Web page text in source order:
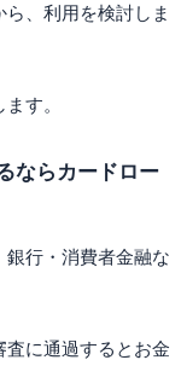
、利用を検討しま
す。
ならカードロー
銀行・消費者金融な
に通過するとお金